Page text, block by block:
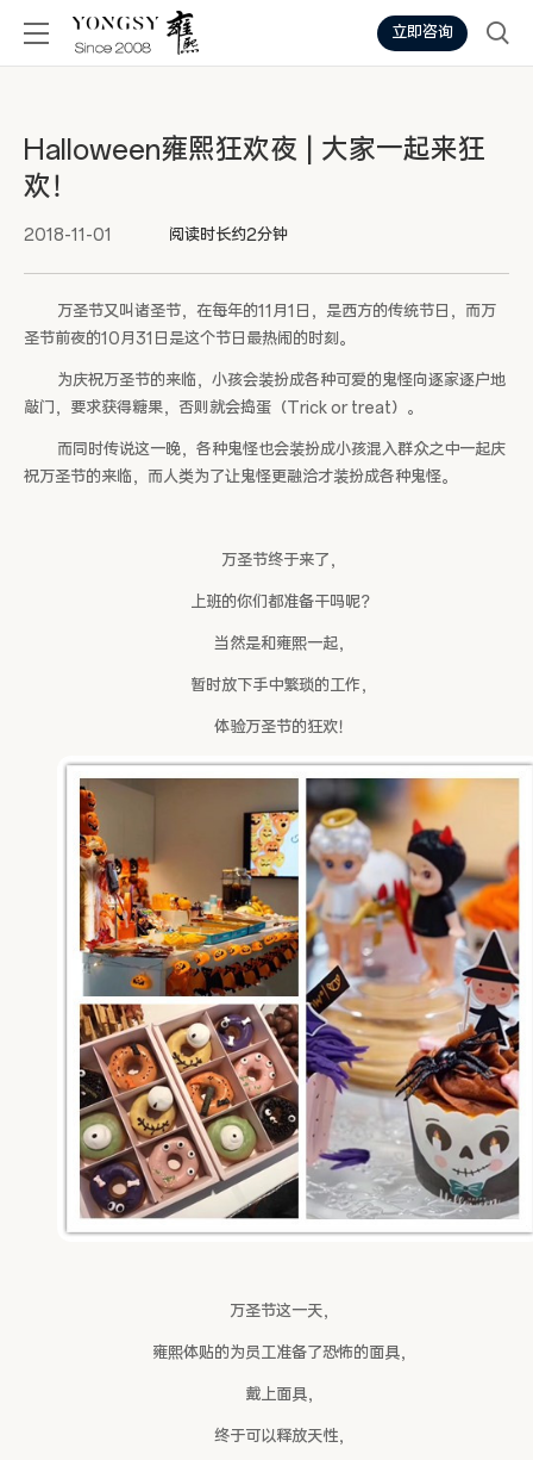
立即咨询
Halloween雍熙狂欢夜 | 大家一起来狂
欢！
2018-11-01 阅读时长约2分钟
万圣节又叫诸圣节，在每年的11月1日，是西方的传统节日，而万
圣节前夜的10月31日是这个节日最热闹的时刻。
为庆祝万圣节的来临，小孩会装扮成各种可爱的鬼怪向逐家逐户地
敲门，要求获得糖果，否则就会捣蛋（Trick or treat）。
而同时传说这一晚，各种鬼怪也会装扮成小孩混入群众之中一起庆
祝万圣节的来临，而人类为了让鬼怪更融洽才装扮成各种鬼怪。
万圣节终于来了，
上班的你们都准备干吗呢？
当然是和雍熙一起，
暂时放下手中繁琐的工作，
体验万圣节的狂欢！
万圣节这一天，
雍熙体贴的为员工准备了恐怖的面具，
戴上面具，
终于可以释放天性，